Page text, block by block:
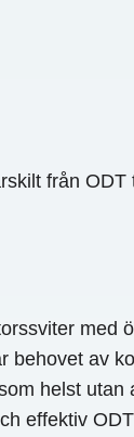
från
av
helst
effektiv